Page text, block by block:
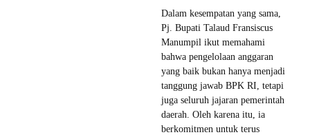
Dalam kesempatan yang sama,
Pj. Bupati Talaud Fransiscus
Manumpil ikut memahami
bahwa pengelolaan anggaran
yang baik bukan hanya menjadi
tanggung jawab BPK RI, tetapi
juga seluruh jajaran pemerintah
daerah. Oleh karena itu, ia
berkomitmen untuk terus